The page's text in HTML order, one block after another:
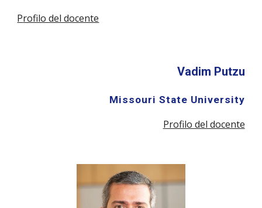
Profilo del docente
Vadim Putzu
Missouri State University
Profilo del docente